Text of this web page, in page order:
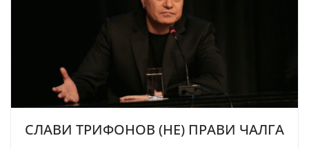
СЛАВИ ТРИФОНОВ (НЕ) ПРАВИ ЧАЛГА